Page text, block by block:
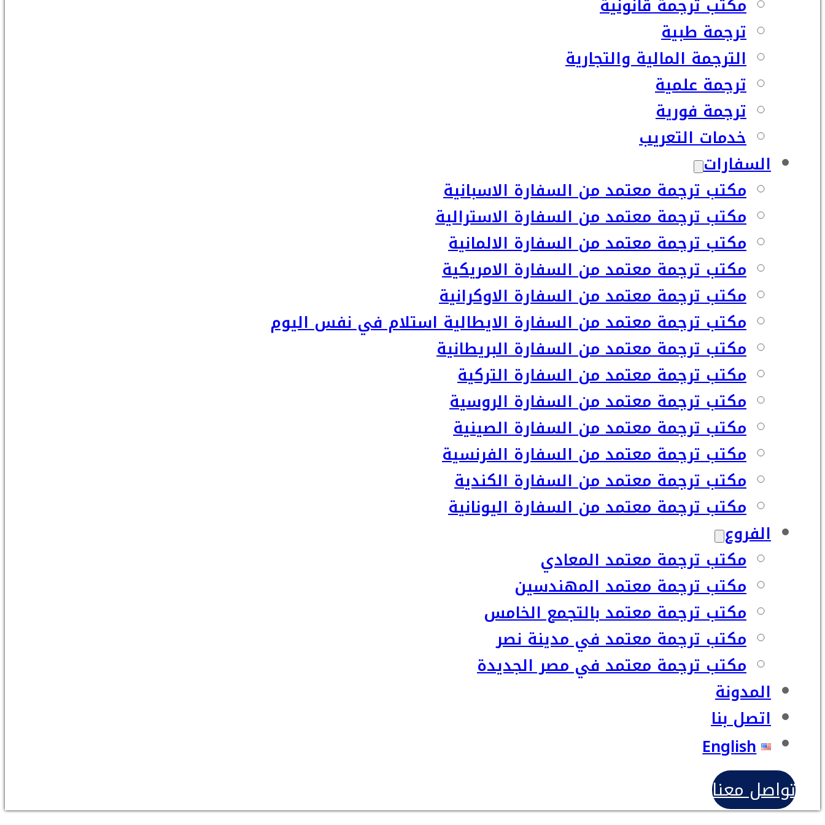
ترجمة طبية
الترجمة المالية والتجارية
ترجمة علمية
ترجمة فورية
خدمات التعريب
السفارات
مكتب ترجمة معتمد من السفارة الاسبانية
مكتب ترجمة معتمد من السفارة الاسترالية
مكتب ترجمة معتمد من السفارة الالمانية
مكتب ترجمة معتمد من السفارة الامريكية
مكتب ترجمة معتمد من السفارة الاوكرانية
مكتب ترجمة معتمد من السفارة الايطالية استلام في نفس اليوم
مكتب ترجمة معتمد من السفارة البريطانية
مكتب ترجمة معتمد من السفارة التركية
مكتب ترجمة معتمد من السفارة الروسية
مكتب ترجمة معتمد من السفارة الصينية
مكتب ترجمة معتمد من السفارة الفرنسية
مكتب ترجمة معتمد من السفارة الكندية
مكتب ترجمة معتمد من السفارة اليونانية
الفروع
مكتب ترجمة معتمد المعادي
مكتب ترجمة معتمد المهندسين
مكتب ترجمة معتمد بالتجمع الخامس
مكتب ترجمة معتمد في مدينة نصر
مكتب ترجمة معتمد في مصر الجديدة
المدونة
اتصل بنا
English
تواصل معنا